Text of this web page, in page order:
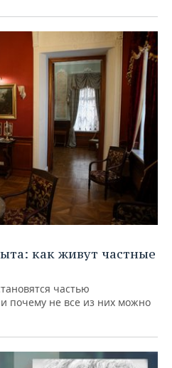
как живут частные
частью
почему не все из них можно